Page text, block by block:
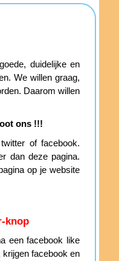
duidelijke en
We willen graag,
Daarom willen
ons !!!
of facebook.
dan deze pagina.
op je website
knop
een facebook like
krijgen facebook en